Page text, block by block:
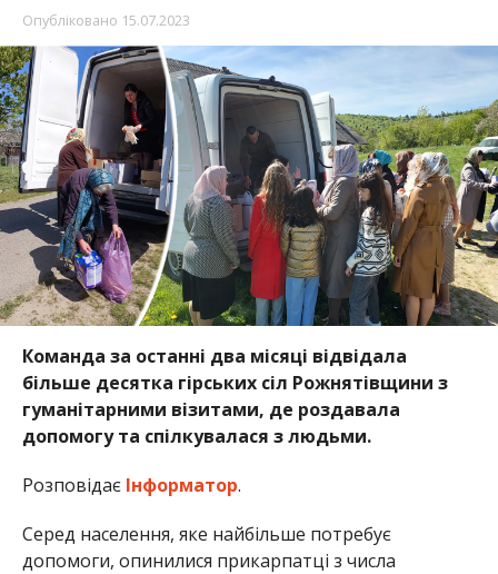
Опубліковано 15.07.2023
Команда за останні два місяці відвідала
більше десятка гірських сіл Рожнятівщини з
гуманітарними візитами, де роздавала
допомогу та спілкувалася з людьми.
Розповідає Інформатор.
Серед населення, яке найбільше потребує
допомоги, опинилися прикарпатці з числа